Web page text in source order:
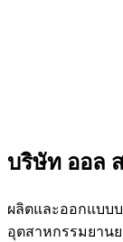
บริษัท ออล
ผลิตและออกแบบ
อุตสาหกรรมยาน